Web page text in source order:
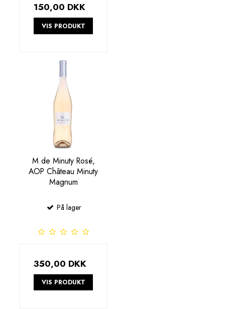
150,00 DKK
VIS PRODUKT
M de Minuty Rosé,
AOP Château Minuty
Magnum
På lager
350,00 DKK
VIS PRODUKT